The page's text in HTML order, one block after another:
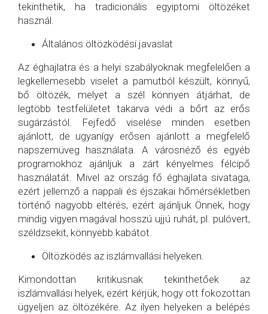
tekinthetik, ha tradicionális egyiptomi öltözéket
használ.
Általános öltözködési javaslat
Az éghajlatra és a helyi szabályoknak megfelelően a
legkellemesebb viselet a pamutból készült, könnyű,
bő öltözék, melyet a szél könnyen átjárhat, de
legtöbb testfelületet takarva védi a bőrt az erős
sugárzástól. Fejfedő viselése minden esetben
ajánlott, de ugyanígy erősen ajánlott a megfelelő
napszemüveg használata. A városnéző és egyéb
programokhoz ajánljuk a zárt kényelmes félcipő
használatát. Mivel az ország fő éghajlata sivataga,
ezért jellemző a nappali és éjszakai hőmérsékletben
történő nagyobb eltérés, ezért ajánljuk Önnek, hogy
mindig vigyen magával hosszú ujjú ruhát, pl. pulóvert,
széldzsekit, könnyebb kabátot.
Öltözködés az iszlámvallási helyeken.
Kimondottan kritikusnak tekinthetőek az
iszlámvallási helyek, ezért kérjük, hogy ott fokozottan
ügyeljen az öltözékére. Az ilyen helyeken a belépés